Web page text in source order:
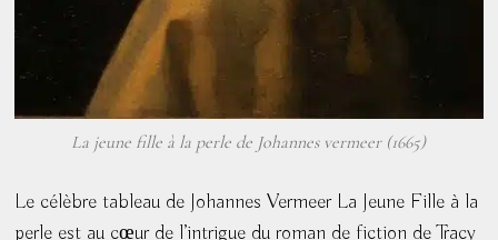
La jeune fille à la perle de Johannes vermeer (1665)
Le célèbre tableau de Johannes Vermeer La Jeune Fille à la
perle est au cœur de l’intrigue du roman de fiction de Tracy